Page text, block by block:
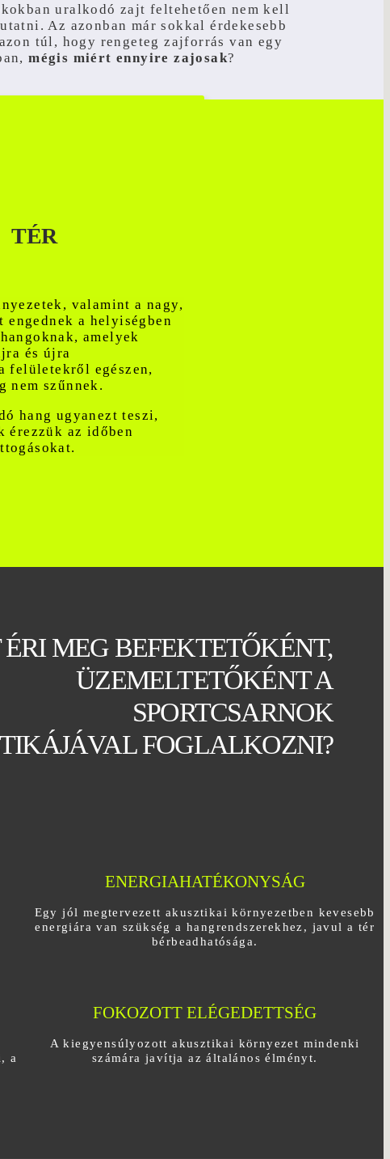
uralkodó zajt feltehetően nem kell
Az azonban már sokkal érdekesebb
túl, hogy rengeteg zajforrás van egy
mégis miért ennyire zajosak?
TÉR
valamint a nagy,
a helyiségben
amelyek
és újra
felületekről egészen,
nem szűnnek.
hang ugyanezt teszi,
érezzük az időben
ÉRI MEG BEFEKTETŐKÉNT,
ÜZEMELTETŐKÉNT A
SPORTCSARNOK
FOGLALKOZNI?​
ENERGIAHATÉKONYSÁG
Egy jól megtervezett akusztikai környezetben kevesebb
energiára van szükség a hangrendszerekhez, javul a tér
bérbeadhatósága.
a
FOKOZOTT ELÉGEDETTSÉG
A kiegyensúlyozott akusztikai környezet mindenki
számára javítja az általános élményt.